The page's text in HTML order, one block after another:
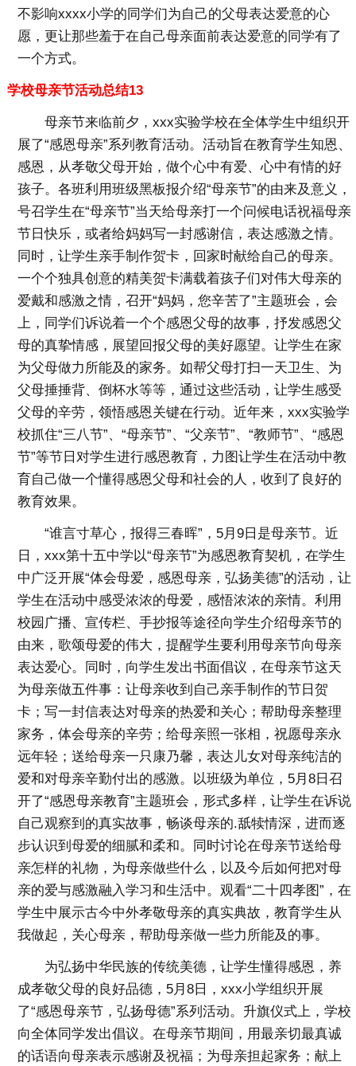
不影响xxxx小学的同学们为自己的父母表达爱意的心
愿，更让那些羞于在自己母亲面前表达爱意的同学有了
一个方式。
学校母亲节活动总结13
母亲节来临前夕，xxx实验学校在全体学生中组织开
展了“感恩母亲”系列教育活动。活动旨在教育学生知恩、
感恩，从孝敬父母开始，做个心中有爱、心中有情的好
孩子。各班利用班级黑板报介绍“母亲节”的由来及意义，
号召学生在“母亲节”当天给母亲打一个问候电话祝福母亲
节日快乐，或者给妈妈写一封感谢信，表达感激之情。
同时，让学生亲手制作贺卡，回家时献给自己的母亲。
一个个独具创意的精美贺卡满载着孩子们对伟大母亲的
爱戴和感激之情，召开“妈妈，您辛苦了”主题班会，会
上，同学们诉说着一个个感恩父母的故事，抒发感恩父
母的真挚情感，展望回报父母的美好愿望。让学生在家
为父母做力所能及的家务。如帮父母打扫一天卫生、为
父母捶捶背、倒杯水等等，通过这些活动，让学生感受
父母的辛劳，领悟感恩关键在行动。近年来，xxx实验学
校抓住“三八节”、“母亲节”、“父亲节”、“教师节”、“感恩
节”等节日对学生进行感恩教育，力图让学生在活动中教
育自己做一个懂得感恩父母和社会的人，收到了良好的
教育效果。
“谁言寸草心，报得三春晖”，5月9日是母亲节。近
日，xxx第十五中学以“母亲节”为感恩教育契机，在学生
中广泛开展“体会母爱，感恩母亲，弘扬美德”的活动，让
学生在活动中感受浓浓的母爱，感悟浓浓的亲情。利用
校园广播、宣传栏、手抄报等途径向学生介绍母亲节的
由来，歌颂母爱的伟大，提醒学生要利用母亲节向母亲
表达爱心。同时，向学生发出书面倡议，在母亲节这天
为母亲做五件事：让母亲收到自己亲手制作的节日贺
卡；写一封信表达对母亲的热爱和关心；帮助母亲整理
家务，体会母亲的辛劳；给母亲照一张相，祝愿母亲永
远年轻；送给母亲一只康乃馨，表达儿女对母亲纯洁的
爱和对母亲辛勤付出的感激。以班级为单位，5月8日召
开了“感恩母亲教育”主题班会，形式多样，让学生在诉说
自己观察到的真实故事，畅谈母亲的.舐犊情深，进而逐
步认识到母爱的细腻和柔和。同时讨论在母亲节送给母
亲怎样的礼物，为母亲做些什么，以及今后如何把对母
亲的爱与感激融入学习和生活中。观看“二十四孝图”，在
学生中展示古今中外孝敬母亲的真实典故，教育学生从
我做起，关心母亲，帮助母亲做一些力所能及的事。
为弘扬中华民族的传统美德，让学生懂得感恩，养
成孝敬父母的良好品德，5月8日，xxx小学组织开展
了“感恩母亲节，弘扬母德”系列活动。升旗仪式上，学校
向全体同学发出倡议。在母亲节期间，用最亲切最真诚
的话语向母亲表示感谢及祝福；为母亲担起家务；献上